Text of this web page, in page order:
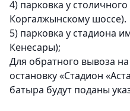
4) парковка у
Коргалжынскому шоссе).
5) парковка у стадиона
Кенесары);
Для обратного вывоза
остановку «Стадион
батыра будут поданы